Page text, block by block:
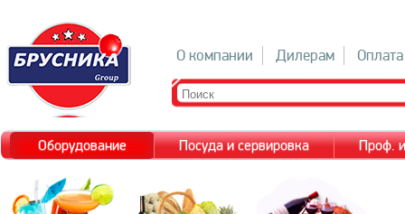
О компании Дилерам Оплата
Оборудование Посуда и сервировка Проф.